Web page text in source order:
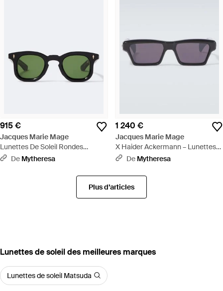
915 €
Jacques Marie Mage
Lunettes De Soleil Rondes
Devaux - Vert
De Mytheresa
1 240 €
Jacques Marie Mage
X Haider Ackermann – Lunettes
De Soleil Rectangulaires Melchior
De Mytheresa
Plus d’articles
‪Lunettes de soleil‬ des meilleures marques
Lunettes de soleil Matsuda